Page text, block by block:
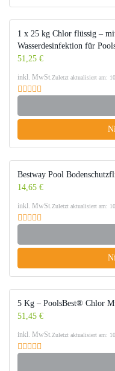
1 x 25 kg Chlor flüssig –
Wasserdesinfektion für
51,25 €
inkl. MwSt.Zuletzt aktualisiert am:
Bestway Pool
14,65 €
inkl. MwSt.Zuletzt aktualisiert am:
5 Kg – PoolsBest® Chlor
51,45 €
inkl. MwSt.Zuletzt aktualisiert am: